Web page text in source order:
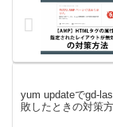
yum updateでgd-
敗したときの対策